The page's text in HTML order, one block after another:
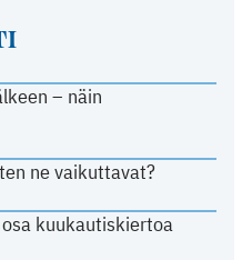
– näin
ne vaikuttavat?
kuukautiskiertoa